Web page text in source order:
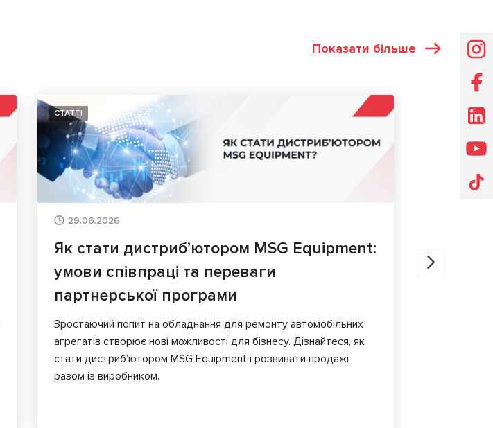
Показати більше
СТАТТІ
29.06.2026
Як стати дистриб’ютором MSG Equipment:
умови співпраці та переваги
партнерської програми
Зростаючий попит на обладнання для ремонту автомобільних
агрегатів створює нові можливості для бізнесу. Дізнайтеся, як
стати дистриб’ютором MSG Equipment і розвивати продажі
разом із виробником.